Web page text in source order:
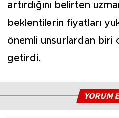
artırdığını belirten
beklentilerin fiyatları
önemli unsurlardan biri
getirdi.
YORUM